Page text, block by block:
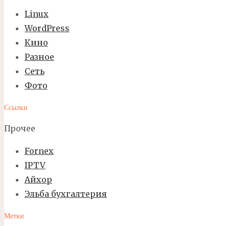
Linux
WordPress
Кино
Разное
Сеть
Фото
Ссылки
Прочее
Fornex
IPTV
Айхор
Эльба бухгалтерия
Метки